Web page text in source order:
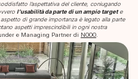
l’aspettativa del cliente, coniugando
l’usabilità da parte di un ampio targete
di grande importanza è legato alla parte
aspetti imprescindibili in ogni nostra
e Managing Partner di NOOO